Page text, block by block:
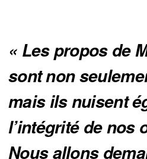
« Les propos de
sont non
mais ils nuisent
l’intégrité de nos
Nous allons